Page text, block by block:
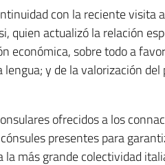
con la reciente visita
quien actualizó la relación
económica, sobre todo a
y de la valorización
ofrecidos a los
presentes para
más grande colectividad